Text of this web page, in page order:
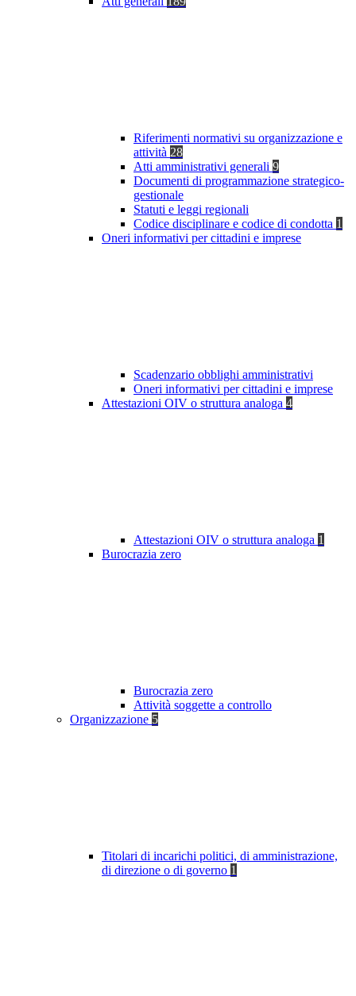
Riferimenti normativi su organizzazione e
attività 28
Atti amministrativi generali 9
Documenti di programmazione strategico-
gestionale
Statuti e leggi regionali
Codice disciplinare e codice di condotta 1
Oneri informativi per cittadini e imprese
Scadenzario obblighi amministrativi
Oneri informativi per cittadini e imprese
Attestazioni OIV o struttura analoga 4
Attestazioni OIV o struttura analoga 1
Burocrazia zero
Burocrazia zero
Attività soggette a controllo
Organizzazione 5
Titolari di incarichi politici, di amministrazione,
di direzione o di governo 1